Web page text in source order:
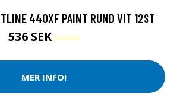
440XF PAINT RUND VIT 12ST
536 SEK679 SEK
MER INFO!